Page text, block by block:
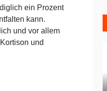
ein Prozent
kann.
und vor allem
und